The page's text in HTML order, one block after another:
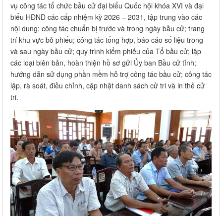
vụ công tác tổ chức bầu cử đại biểu Quốc hội khóa XVI và đại
biểu HĐND các cấp nhiệm kỳ 2026 – 2031, tập trung vào các
nội dung: công tác chuẩn bị trước và trong ngày bầu cử; trang
trí khu vực bỏ phiếu; công tác tổng hợp, báo cáo số liệu trong
và sau ngày bầu cử; quy trình kiểm phiếu của Tổ bầu cử; lập
các loại biên bản, hoàn thiện hồ sơ gửi Ủy ban Bầu cử tỉnh;
hướng dẫn sử dụng phần mềm hỗ trợ công tác bầu cử; công tác
lập, rà soát, điều chỉnh, cập nhật danh sách cử tri và in thẻ cử
tri.